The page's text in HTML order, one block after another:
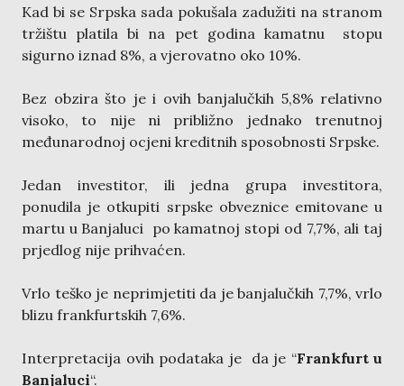
Kad bi se Srpska sada pokušala zadužiti na stranom
tržištu platila bi na pet godina kamatnu stopu
sigurno iznad 8%, a vjerovatno oko 10%.
Bez obzira što je i ovih banjalučkih 5,8% relativno
visoko, to nije ni približno jednako trenutnoj
međunarodnoj ocjeni kreditnih sposobnosti Srpske.
Jedan investitor, ili jedna grupa investitora,
ponudila je otkupiti srpske obveznice emitovane u
martu u Banjaluci po kamatnoj stopi od 7,7%, ali taj
prjedlog nije prihvaćen.
Vrlo teško je neprimjetiti da je banjalučkih 7,7%, vrlo
blizu frankfurtskih 7,6%.
Interpretacija ovih podataka je da je “Frankfurt u
Banjaluci“.